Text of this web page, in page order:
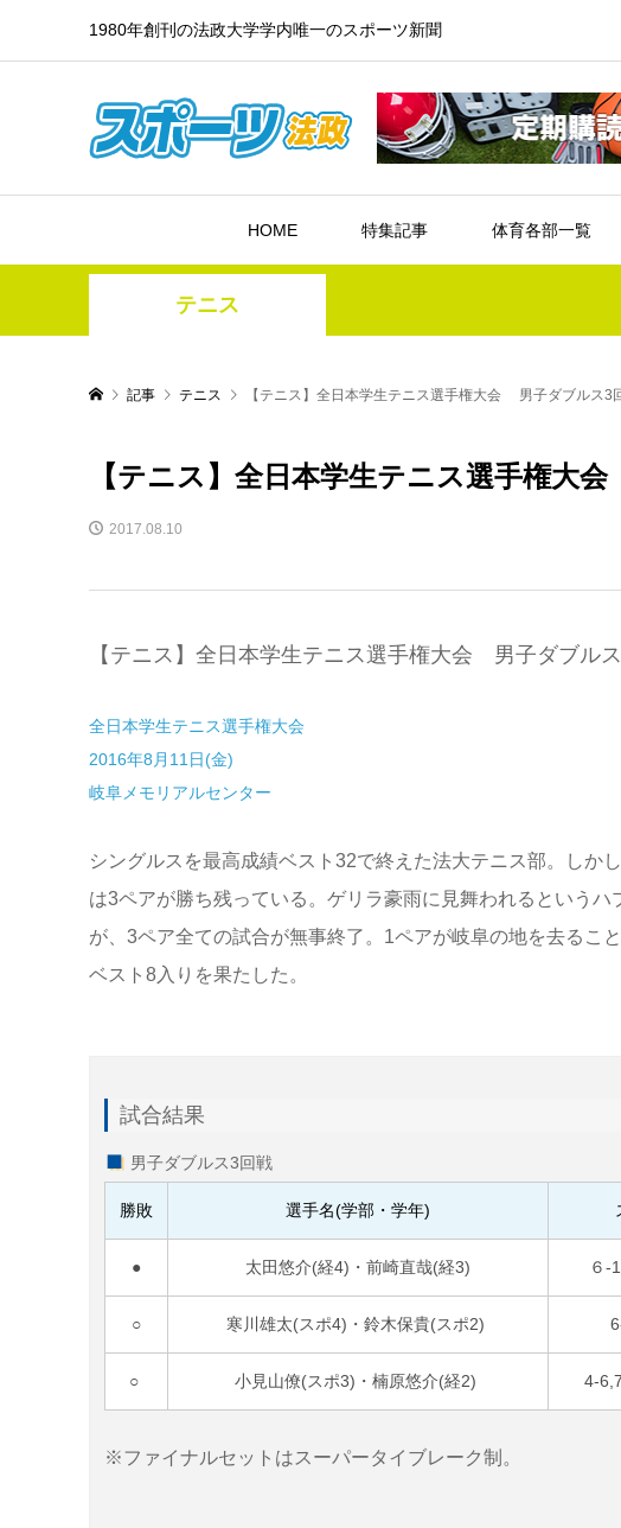
1980年創刊の法政大学学内唯一のスポーツ新聞
HOME 特集記事 体育各部一覧
テニス
記事 テニス 【テニス】全日本学生テニス選手権大会 男子ダブルス3
【テニス】全日本学生テニス選手権大
2017.08.10
【テニス】全日本学生テニス選手権大会 男子ダブル
全日本学生テニス選手権大会
2016年8月11日(金)
岐阜メモリアルセンター
シングルスを最高成績ベスト32で終えた法大テニス部。しか
は3ペアが勝ち残っている。ゲリラ豪雨に見舞われるというハ
が、3ペア全ての試合が無事終了。1ペアが岐阜の地を去るこ
ベスト8入りを果たした。
試合結果
男子ダブルス3回戦
勝敗 選手名(学部・学年)
● 太田悠介(経4)・前崎直哉(経3) ６-
○ 寒川雄太(スポ4)・鈴木保貴(スポ2)
○ 小見山僚(スポ3)・楠原悠介(経2) 4-
※ファイナルセットはスーパータイブレーク制。